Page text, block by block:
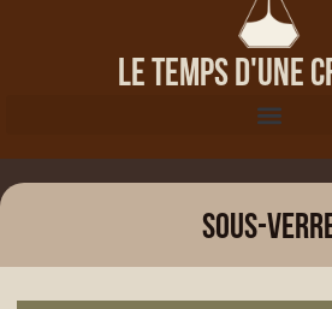
Le Temps d'une
Sous-